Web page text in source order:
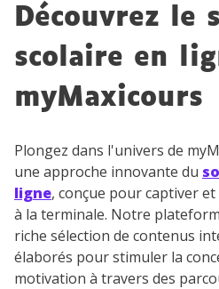
Découvrez le
scolaire en
myMaxicours
Plongez dans l'univers de
une approche innovante du
ligne, conçue pour captiver et
à la terminale. Notre
riche sélection de contenus
élaborés pour stimuler la
motivation à travers des